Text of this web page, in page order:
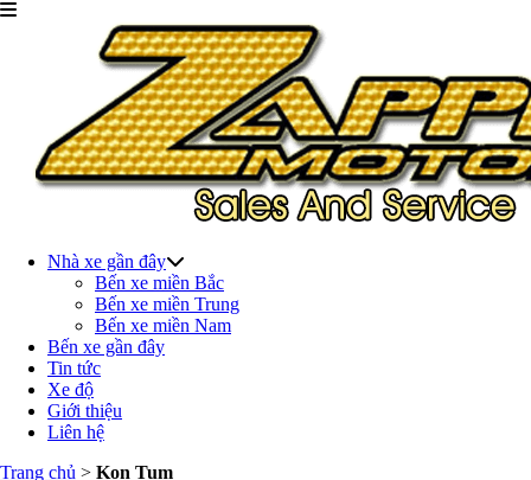
Nhà xe gần đây
Bến xe miền Bắc
Bến xe miền Trung
Bến xe miền Nam
Bến xe gần đây
Tin tức
Xe độ
Giới thiệu
Liên hệ
Trang chủ > Kon Tum